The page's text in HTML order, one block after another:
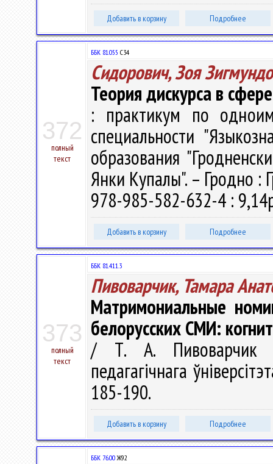
Добавить в корзину Подробнее
372
полный
текст
ББК 81.055 С34
Сидорович, Зоя
Теория дискурса в
: практикум по
специальности
образования
Янки Купалы". – Гродно :
978-985-582-632-4 :
Добавить в корзину Подробнее
373
полный
текст
ББК 81.411.3
Пивоварчик, Тамара
Матримониальные
белорусских СМИ:
/ Т. А. Пивоварчик //
педагагічнага
185-190.
Добавить в корзину Подробнее
ББК 76.00Ж92